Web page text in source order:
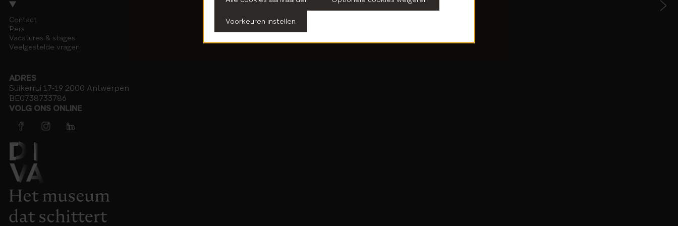
Praktisch
Contact
Pers
Vacatures & stages
Veelgestelde vragen
ADRES
Suikerrui 17-19 2000 Antwerpen
BE0738733786
VOLG ONS ONLINE
Voorkeuren instellen